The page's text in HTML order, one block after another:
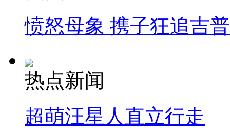
愤怒母象 携子狂追吉
热点新闻
超萌汪星人直立行走